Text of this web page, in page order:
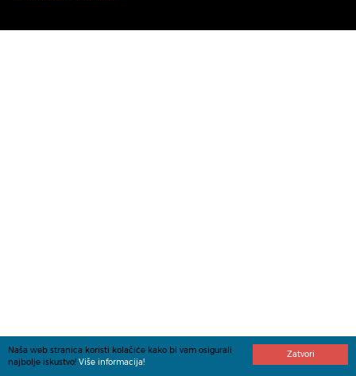
Zatvori
Naša web stranica koristi kolačiće kako bi vam osigurali
najbolje iskustvo! Više informacija!